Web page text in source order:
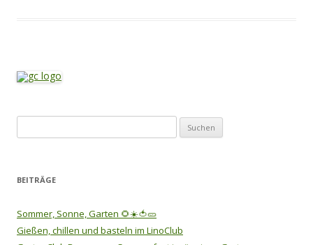
nach:
BEITRÄGE
Sommer, Sonne, Garten 🌻☀️🍅🥒
Gießen, chillen und basteln im LinoClub